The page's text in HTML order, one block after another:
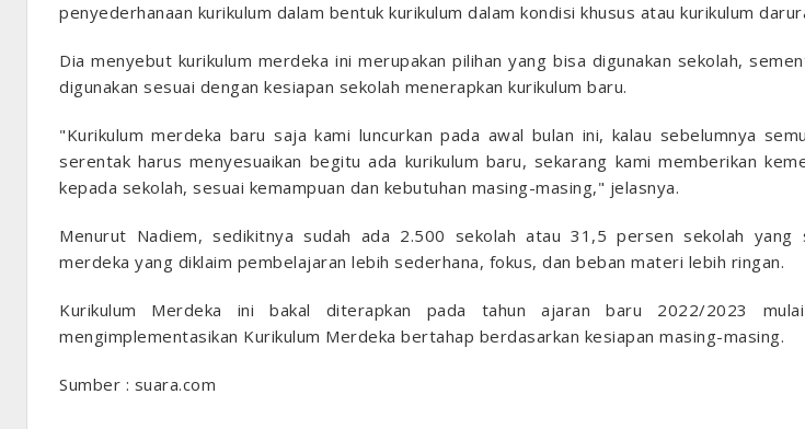
penyederhanaan kurikulum dalam bentuk kurikulum dalam kondisi khusus atau kurikulum
Dia menyebut kurikulum merdeka ini merupakan pilihan yang bisa digunakan sekolah,
digunakan sesuai dengan kesiapan sekolah menerapkan kurikulum baru.
"Kurikulum merdeka baru saja kami luncurkan pada awal bulan ini, kalau sebelumnya
serentak harus menyesuaikan begitu ada kurikulum baru, sekarang kami memberikan
kepada sekolah, sesuai kemampuan dan kebutuhan masing-masing," jelasnya.
Menurut Nadiem, sedikitnya sudah ada 2.500 sekolah atau 31,5 persen sekolah yang
merdeka yang diklaim pembelajaran lebih sederhana, fokus, dan beban materi lebih ringan.
Kurikulum Merdeka ini bakal diterapkan pada tahun ajaran baru 2022/2023
mengimplementasikan Kurikulum Merdeka bertahap berdasarkan kesiapan masing-masing.
Sumber : suara.com